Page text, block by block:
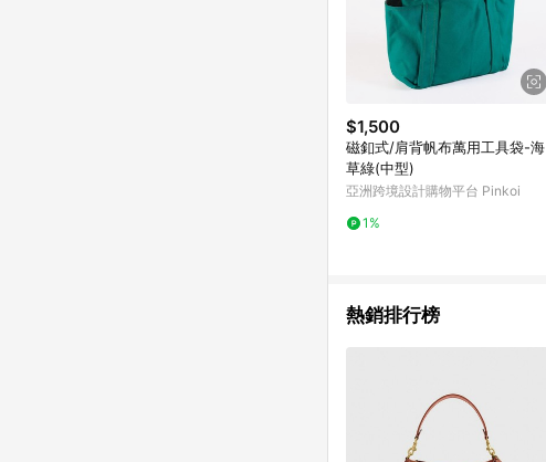
$1,500
磁釦式/肩背帆布萬用工具袋-海
草綠(中型)
亞洲跨境設計購物平台 Pinkoi
1%
熱銷排行榜